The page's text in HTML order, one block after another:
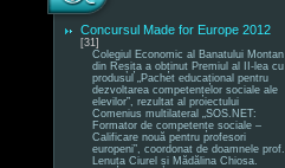
Concursul Made for Europe 2012
[31]
Colegiul Economic al Banatului Montan
din Reșița a obținut Premiul al II-lea cu
produsul „Pachet educațional pentru
dezvoltarea competențelor sociale ale
elevilor”, rezultat al proiectului
Comenius multilateral „SOS.NET:
Formator de competențe sociale –
Calificare nouă pentru profesori
europeni”, coordonat de doamnele prof.
Lenuța Ciurel și Mădălina Chiosa.